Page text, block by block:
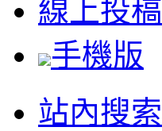
線上投稿
手機版
站內搜索